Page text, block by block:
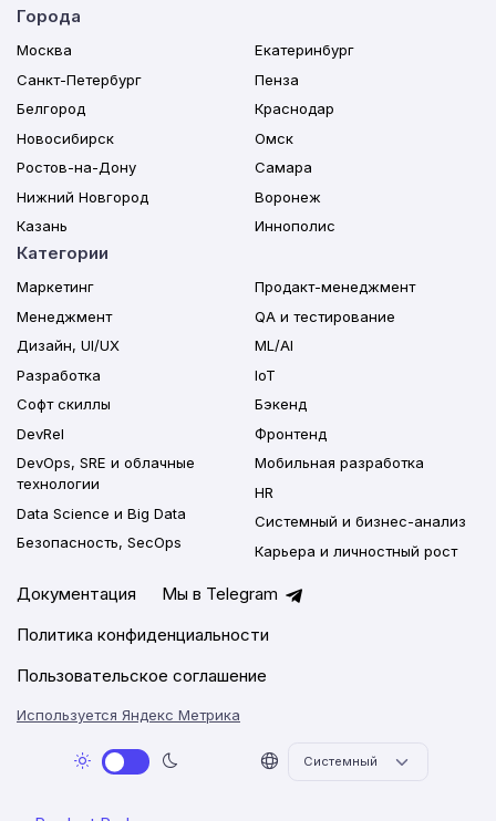
Города
Москва
Санкт-Петербург
Белгород
Новосибирск
Ростов-на-Дону
Нижний Новгород
Казань
Екатеринбург
Пенза
Краснодар
Омск
Самара
Воронеж
Иннополис
Категории
Маркетинг
Менеджмент
Дизайн, UI/UX
Разработка
Софт скиллы
DevRel
DevOps, SRE и облачные
технологии
Data Science и Big Data
Безопасность, SecOps
Продакт-менеджмент
QA и тестирование
ML/AI
IoT
Бэкенд
Фронтенд
Мобильная разработка
HR
Системный и бизнес-анализ
Карьера и личностный рост
Документация
Мы в Telegram
Политика конфиденциальности
Пользовательское соглашение
Используется Яндекс Метрика